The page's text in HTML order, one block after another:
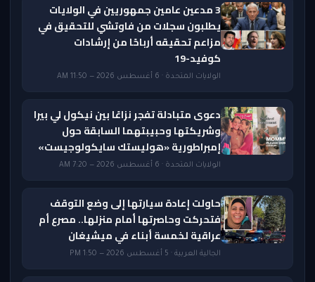
3 مدعين عامين جمهوريين في الولايات
يطلبون سجلات من فاوتشي للتحقيق في
مزاعم تحقيقه أرباحًا من إرشادات
كوفيد-19
الولايات المتحدة · 6 أغسطس 2026 — 11:50 AM
دعوى متبادلة تفجر نزاعًا بين نيكول لي بيرا
وشريكتها وحبيبتهما السابقة حول
إمبراطورية «هوليستك سايكولوجيست»
الولايات المتحدة · 6 أغسطس 2026 — 7:20 AM
حاولت إعادة سيارتها إلى وضع التوقف
فتحركت وحاصرتها أمام منزلها.. مصرع أم
عراقية لخمسة أبناء في ميشيغان
الجالية العربية · 5 أغسطس 2026 — 1:50 PM